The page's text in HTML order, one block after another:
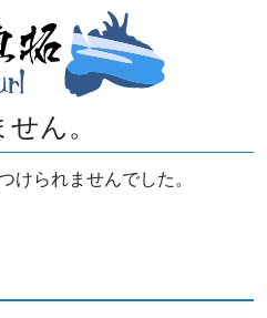
ん。
けられませんでした。